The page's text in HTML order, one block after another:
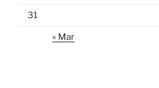
31
« Mar